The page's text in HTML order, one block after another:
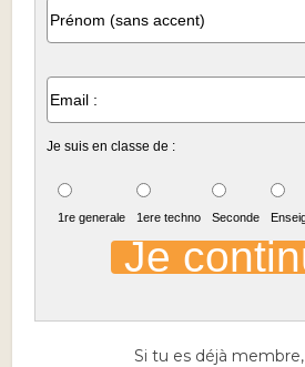
Je suis en classe de :
1re generale 1ere techno Seconde
Si tu es déjà membre,